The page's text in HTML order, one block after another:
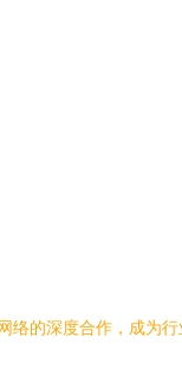
的深度合作，成为